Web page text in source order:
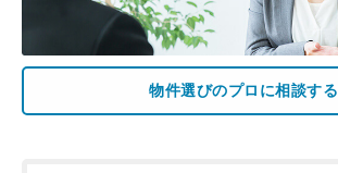
物件選びのプロに相談する